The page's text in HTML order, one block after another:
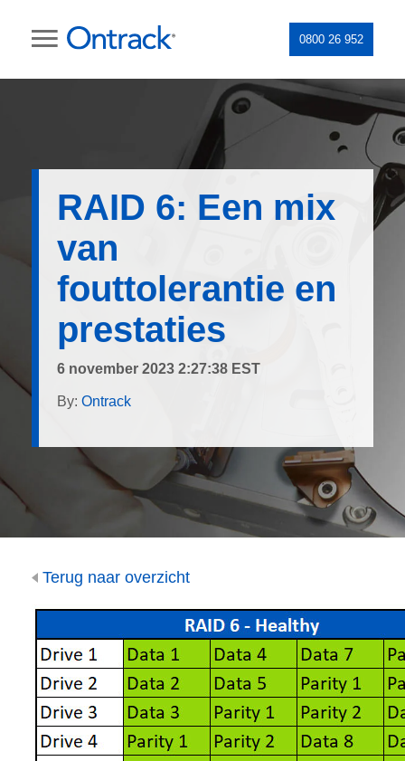
0800 26 952
RAID 6: Een mix
van
fouttolerantie en
prestaties
6 november 2023 2:27:38 EST
By: Ontrack
Terug naar overzicht